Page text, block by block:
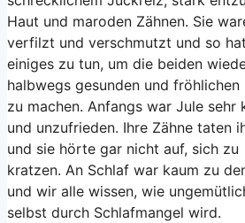
Haut und maroden Zähnen. Sie
verfilzt und verschmutzt und so
einiges zu tun, um die beiden
halbwegs gesunden und fröhlichen
zu machen. Anfangs war Jule sehr
und unzufrieden. Ihre Zähne taten
und sie hörte gar nicht auf, sich zu
kratzen. An Schlaf war kaum zu
und wir alle wissen, wie
selbst durch Schlafmangel wird.